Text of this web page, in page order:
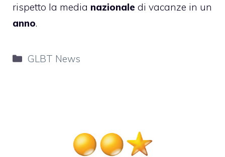
rispetto la media nazionale di vacanze in un
anno.
Categorie
GLBT News